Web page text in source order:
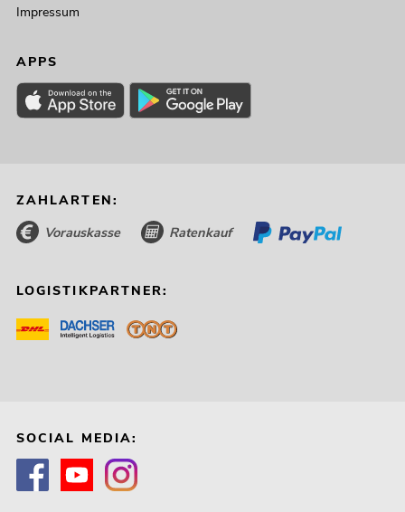
Impressum
APPS
ZAHLARTEN:
Vorauskasse Ratenkauf
LOGISTIKPARTNER:
SOCIAL MEDIA: